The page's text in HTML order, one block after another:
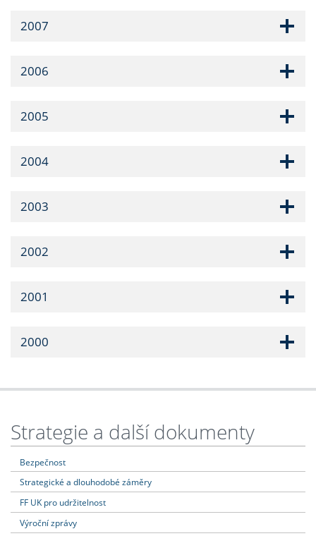
2007
2006
2005
2004
2003
2002
2001
2000
Strategie a další dokumenty
Bezpečnost
Strategické a dlouhodobé záměry
FF UK pro udržitelnost
Výroční zprávy